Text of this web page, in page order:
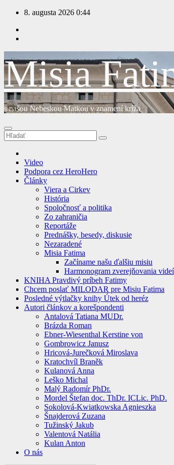
Prejsť
obsah
8. augusta 2026 0:44
Misia
s našou Nebeskou Matkou v znamení kríža
Video
Podpora cez HeroHero
Články
Viera a Cirkev
História
Spoločnosť a politika
Zo zahraničia
Reportáže
Prednášky, besedy, diskusie
Nezaradené
Misia Fatima
Začíname našu ďalšiu misiu
Harmonogram zverejňovania videí
KNIHA Pravdivý príbeh Fatimy
Chcem poslať MILODAR pre Misiu Fatima
Posledné výtlačky knihy Útek od heréz
Autori článkov a korešpondenti
Antalová Tatiana MUDr.
Brázda Roman
Ebner-Wiesenthal Kerstine von
Gombrowicz Janusz
Hricová-Jurečková Miroslava
Kratochvíl Braněk
Kulanová Anna
Leško Michal
Malý Radomír PhDr.
Mordel Štefan doc. ThDr. ICLic. PhD.
Sokolová-Kwiatkowska Agnieszka
Šnajderová Zuzana
Tužinský Jakub
Valentová Natália
Kulan Anton
O nás